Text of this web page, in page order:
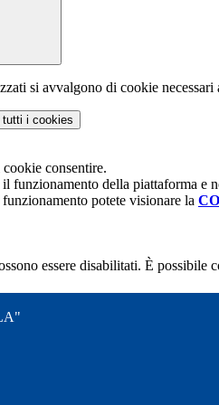
si avvalgono di cookie
i cookies
consentire.
funzionamento della piattaforma e
potete visionare la
essere disabilitati. È possibile